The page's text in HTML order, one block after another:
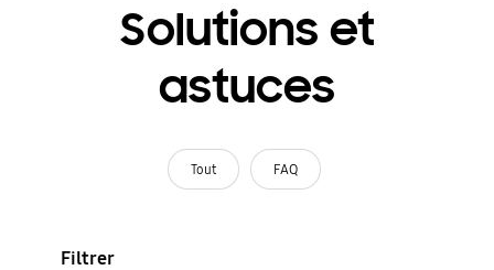
Solutions et
astuces
Tout FAQ
Filtrer